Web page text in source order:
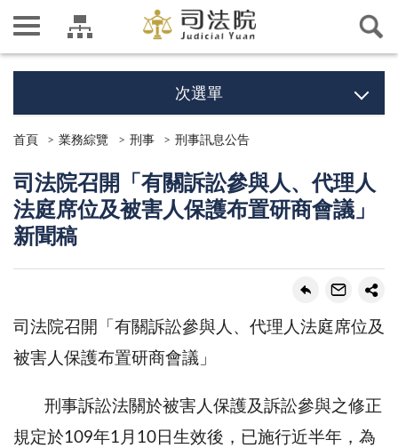
次選單
首頁 業務綜覽 刑事 刑事訊息公告
司法院召開「有關訴訟參與人、代理人
法庭席位及被害人保護布置研商會議」
新聞稿
司法院召開「有關訴訟參與人、代理人法庭席位及
被害人保護布置研商會議」
刑事訴訟法關於被害人保護及訴訟參與之修正
規定於109年1月10日生效後，已施行近半年，為